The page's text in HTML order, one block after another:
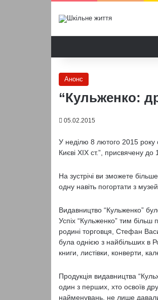
Анонс
“Кульженко:
05.02.2015
У неділю 8 лютого 2015 року
Києві XIX cт.”, присвячену
На зустрічі ви зможете
одну навіть погортати з
Видавництво “Кульженко”
Успіх “Кульженко” тим більш
родині торговця, Стефан
була однією з найбільших в
книги, листівки, конверти,
Продукція видавництва
один з перших, хто освоїв
найменувань, не лише